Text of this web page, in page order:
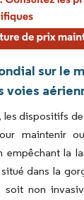
sur le
voies
dispositifs
maintenir
empêchant la
dans la
soit non